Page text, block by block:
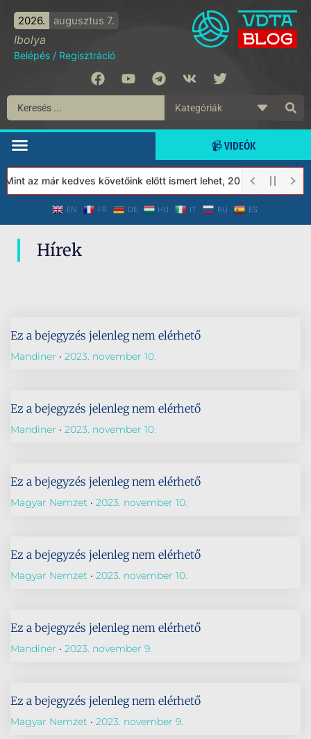
2026. augusztus 7.
Ibolya
Belépés / Regisztráció
📹 VIDEÓK
az már kedves követőink előtt ismert lehet, 2023-tól a
EN FR DE HU IT RU ES
Hírek
Ez a bejegyzés jelenleg nem elérhető
Mandiner 2023. november 10.
Ez a bejegyzés jelenleg nem elérhető
Mandiner 2023. november 10.
Ez a bejegyzés jelenleg nem elérhető
Magyar Nemzet 2023. november 10.
Ez a bejegyzés jelenleg nem elérhető
Magyar Nemzet 2023. november 10.
Ez a bejegyzés jelenleg nem elérhető
Mandiner 2023. november 9.
Ez a bejegyzés jelenleg nem elérhető
Magyar Nemzet 2023. november 9.